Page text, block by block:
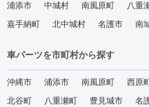
浦添市
中城村 南風原町 八重
嘉手納町
北中城村 名護市 南
車パーツを市町村から探す
沖縄市 浦添市 南風原町 西原
北谷町
八重瀬町 豊見城市 名